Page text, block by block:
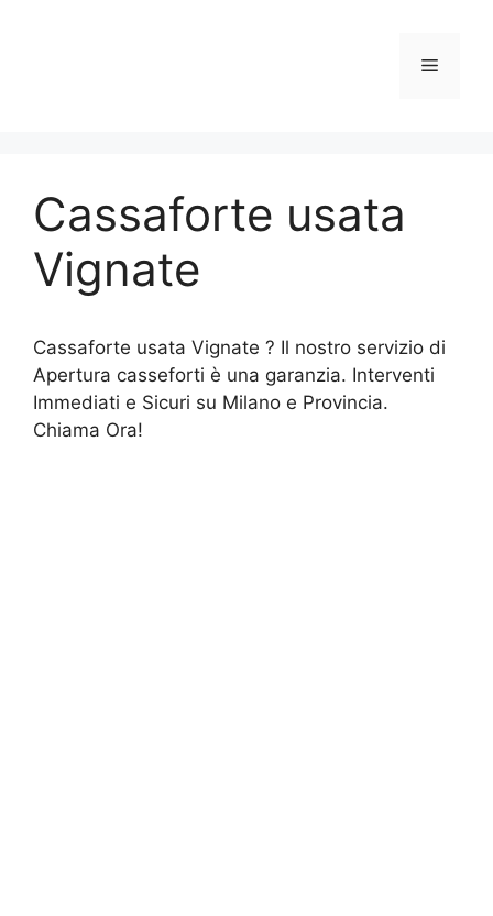
Menu
Cassaforte usata
Vignate
Cassaforte usata Vignate ? Il nostro servizio di
Apertura casseforti è una garanzia. Interventi
Immediati e Sicuri su Milano e Provincia.
Chiama Ora!